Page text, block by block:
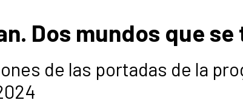
Dos mundos que
de las portadas de la